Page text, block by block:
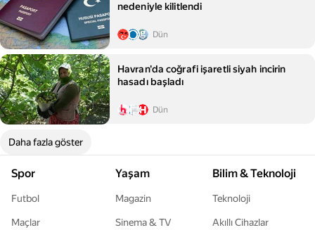
nedeniyle kilitlendi
Dün
Havran'da coğrafi işaretli siyah incirin
hasadı başladı
Dün
Daha fazla göster
Spor
Futbol
Maçlar
Yaşam
Magazin
Sinema & TV
Bilim & Teknoloji
Teknoloji
Akıllı Cihazlar